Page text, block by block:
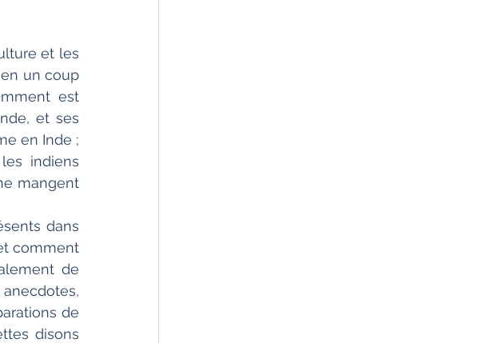
et les
un coup
est
et ses
en Inde ;
indiens
mangent
dans
comment
de
de
disons